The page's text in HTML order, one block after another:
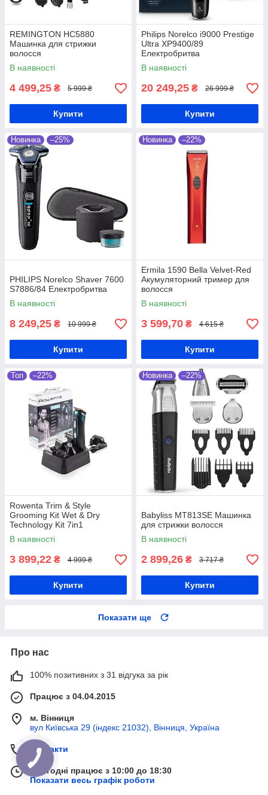
REMINGTON HC5880
Машинка для стрижки
волосся
В наявності
4 499,25 ₴ 5 999 ₴
Купити
Philips Norelco i9000 Prestige
Ultra XP9400/89
Електробритва
В наявності
20 249,25 ₴ 26 999 ₴
Купити
Новинка –25%
PHILIPS Norelco Shaver 7600
S7886/84 Електробритва
В наявності
8 249,25 ₴ 10 999 ₴
Купити
Новинка –22%
Ermila 1590 Bella Velvet-Red
Акумуляторний тример для
волосся
В наявності
3 599,70 ₴ 4 615 ₴
Купити
Топ –22%
Rowenta Trim & Style
Grooming Kit Wet & Dry
Technology Kit 7in1
Професійний триммер
В наявності
3 899,22 ₴ 4 999 ₴
Купити
Новинка –22%
Babyliss MT813SE Машинка
для стрижки волосся
В наявності
2 899,26 ₴ 3 717 ₴
Купити
Показати ще
Про нас
100% позитивних з 31 відгука за рік
Працює з 04.04.2015
м. Вінниця
вул Київська 29 (індекс 21032), Вінниця, Україна
Контакти
Сьогодні працює з 10:00 до 18:30
Показати весь графік роботи